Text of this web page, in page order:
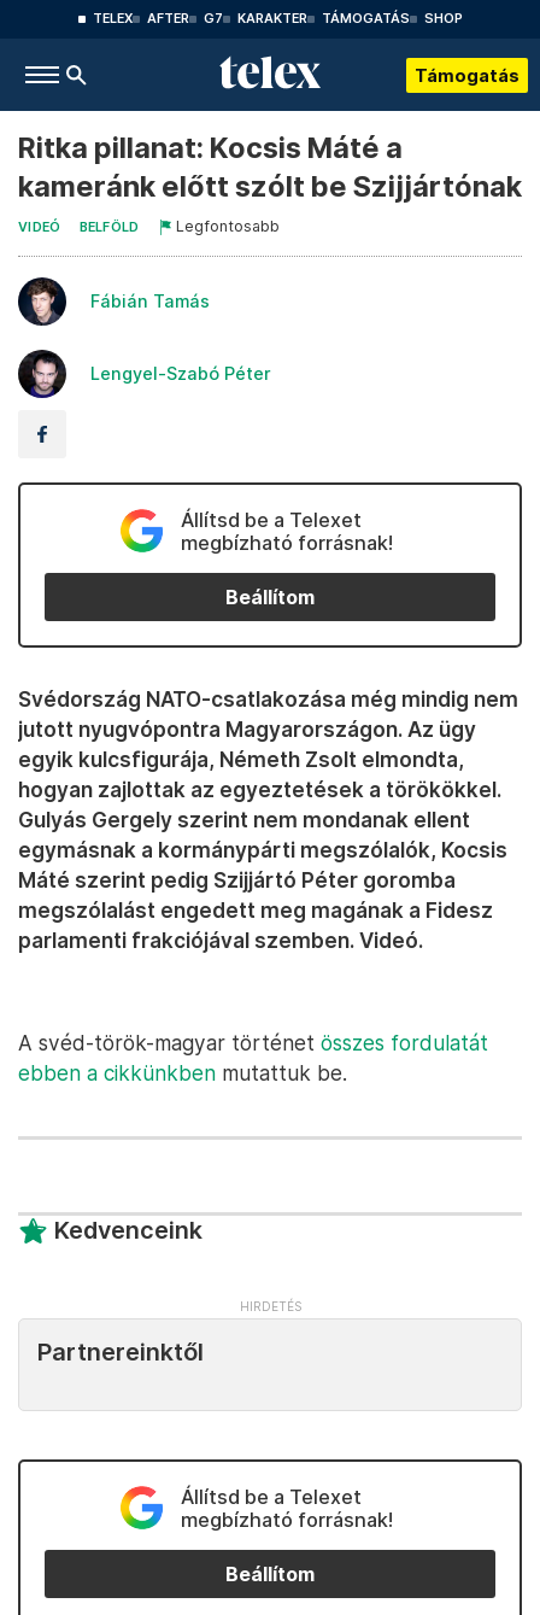
TELEX AFTER G7 KARAKTER TÁMOGATÁS SHOP
Támogatás
Ritka pillanat: Kocsis Máté a
kameránk előtt szólt be Szijjártónak
VIDEÓ BELFÖLD Legfontosabb
Fábián Tamás
Lengyel-Szabó Péter
Állítsd be a Telexet
megbízható forrásnak!
Beállítom
Svédország NATO-csatlakozása még mindig nem
jutott nyugvópontra Magyarországon. Az ügy
egyik kulcsfigurája, Németh Zsolt elmondta,
hogyan zajlottak az egyeztetések a törökökkel.
Gulyás Gergely szerint nem mondanak ellent
egymásnak a kormánypárti megszólalók, Kocsis
Máté szerint pedig Szijjártó Péter goromba
megszólalást engedett meg magának a Fidesz
parlamenti frakciójával szemben. Videó.
A svéd-török-magyar történet összes fordulatát
ebben a cikkünkben mutattuk be.
Kedvenceink
Partnereinktől
Állítsd be a Telexet
megbízható forrásnak!
Beállítom